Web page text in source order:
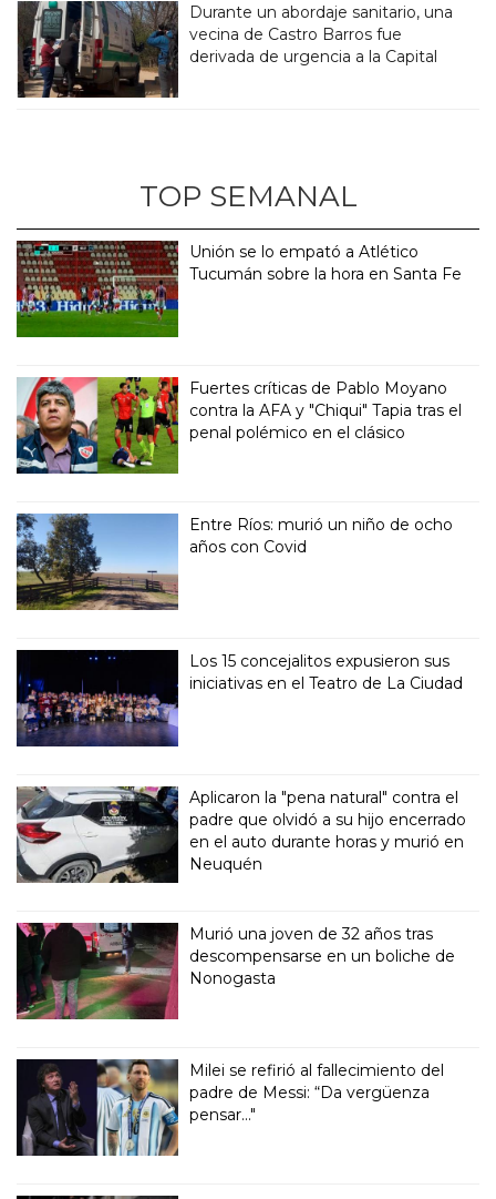
Durante un abordaje sanitario, una
vecina de Castro Barros fue
derivada de urgencia a la Capital
TOP SEMANAL
Unión se lo empató a Atlético
Tucumán sobre la hora en Santa Fe
Fuertes críticas de Pablo Moyano
contra la AFA y "Chiqui" Tapia tras el
penal polémico en el clásico
Entre Ríos: murió un niño de ocho
años con Covid
Los 15 concejalitos expusieron sus
iniciativas en el Teatro de La Ciudad
Aplicaron la "pena natural" contra el
padre que olvidó a su hijo encerrado
en el auto durante horas y murió en
Neuquén
Murió una joven de 32 años tras
descompensarse en un boliche de
Nonogasta
Milei se refirió al fallecimiento del
padre de Messi: “Da vergüenza
pensar..."